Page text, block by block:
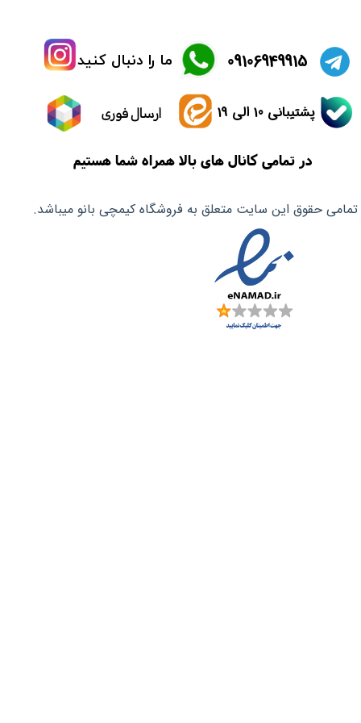
تمامی حقوق این سایت متعلق به فروشگاه کیمچی بانو میباشد.
ما را دنبال کنید ​09106949915
ارسال فوری پشتیبانی 10 الی 19
در تمامی کانال های بالا همراه شما هستیم